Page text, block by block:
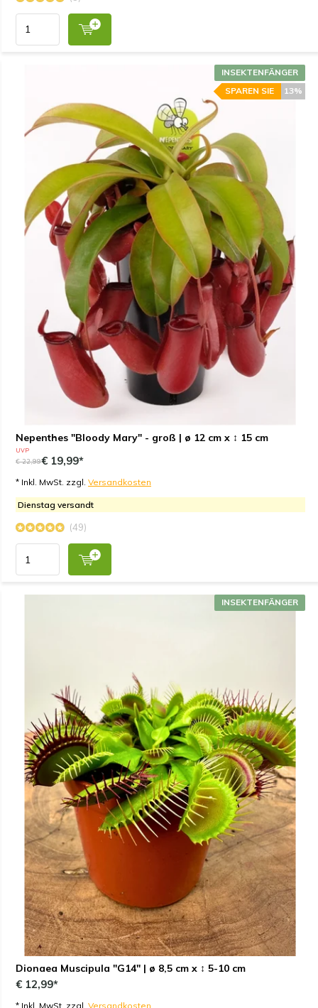
Nepenthes "Bloody Mary" - groß | ø 12 cm x ↕ 15 cm
INSEKTENFÄNGER
13%
SPAREN SIE
UVP
€ 22,99€ 19,99*
* Inkl. MwSt. zzgl. Versandkosten
Dienstag versandt
(49)
Dionaea Muscipula "G14" | ø 8,5 cm x ↕ 5-10 cm
INSEKTENFÄNGER
€ 12,99*
* Inkl. MwSt. zzgl. Versandkosten